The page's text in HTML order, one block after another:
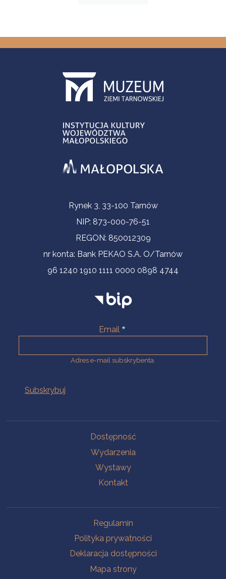
Informacje kontaktoweRynek 3, 33-100 Tarnów
NIP: 873-000-76-51
REGON: 850012309
nr konta: Bank PEKAO S.A. O/Tarnów
96 1240 1910 1111 0000 0898 4744
Email
Adres e-mail subskrybenta.
Dostępność
Wydarzenia
Wystawy
Kontakt
Regulamin
Polityka prywatności
Deklaracja dostępności
Mapa strony